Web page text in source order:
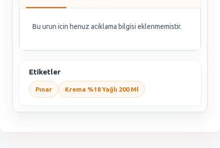
Bu urun icin henuz aciklama bilgisi eklenmemistir.
Etiketler
Pınar Krema %18 Yağlı 200 Ml